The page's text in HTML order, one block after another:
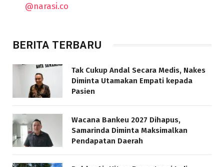
@narasi.co
BERITA TERBARU
Tak Cukup Andal Secara Medis, Nakes
Diminta Utamakan Empati kepada
Pasien
Wacana Bankeu 2027 Dihapus,
Samarinda Diminta Maksimalkan
Pendapatan Daerah